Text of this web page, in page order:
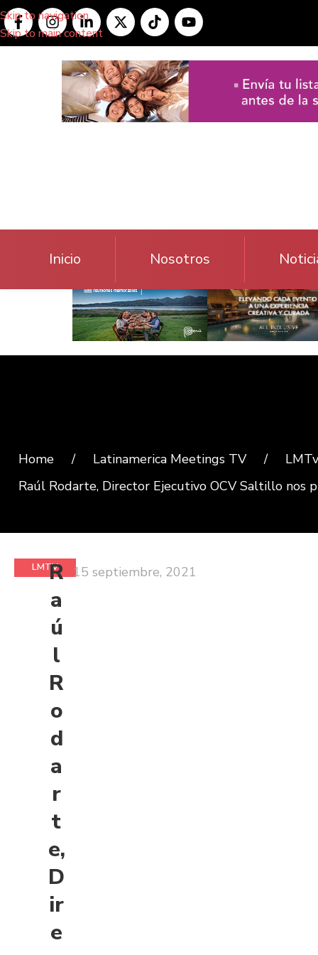
Skip to navigation
Skip to main content
Inicio Nosotros
Home / Latinamerica Meetings TV /
Raúl Rodarte, Director Ejecutivo OCV Saltillo
LMTV
R
a
ú
l
R
o
d
a
r
t
e,
D
ir
e
15 septiembre, 2021